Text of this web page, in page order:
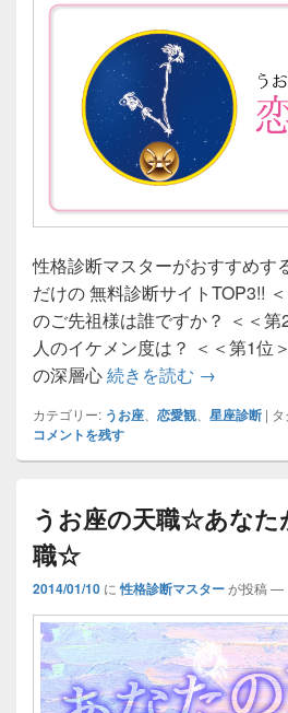
性格診断マスターがおすすめす
だけの 無料診断サイトTOP3!!
のご先祖様は誰ですか？ ＜＜
人のイケメン度は？ ＜＜第1位
の深層心続きを読む 【うお座
→
カテゴリー: うお座 恋愛観 星座診断 |
コメントを残す
うお座の天職☆あなた
職☆
2014/01/10 に 性格診断マスターが投稿 —